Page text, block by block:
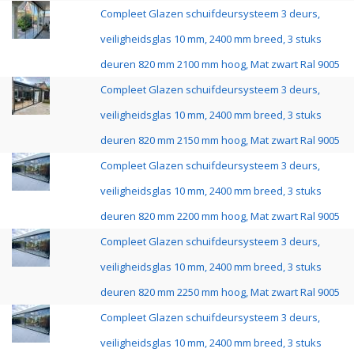
Compleet Glazen schuifdeursysteem 3 deurs,
veiligheidsglas 10 mm, 2400 mm breed, 3 stuks
deuren 820 mm 2100 mm hoog, Mat zwart Ral 9005
Compleet Glazen schuifdeursysteem 3 deurs,
veiligheidsglas 10 mm, 2400 mm breed, 3 stuks
deuren 820 mm 2150 mm hoog, Mat zwart Ral 9005
Compleet Glazen schuifdeursysteem 3 deurs,
veiligheidsglas 10 mm, 2400 mm breed, 3 stuks
deuren 820 mm 2200 mm hoog, Mat zwart Ral 9005
Compleet Glazen schuifdeursysteem 3 deurs,
veiligheidsglas 10 mm, 2400 mm breed, 3 stuks
deuren 820 mm 2250 mm hoog, Mat zwart Ral 9005
Compleet Glazen schuifdeursysteem 3 deurs,
veiligheidsglas 10 mm, 2400 mm breed, 3 stuks